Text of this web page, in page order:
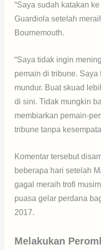
“Saya sudah katakan
Guardiola setelah
Bournemouth.
“Saya tidak ingin
pemain di tribune.
mundur. Buat skuad
di sini. Tidak mungkin
membiarkan pemain-
tribune tanpa
Komentar tersebut
beberapa hari setelah
gagal meraih trofi
puasa gelar perdana
2017.
Melakukan